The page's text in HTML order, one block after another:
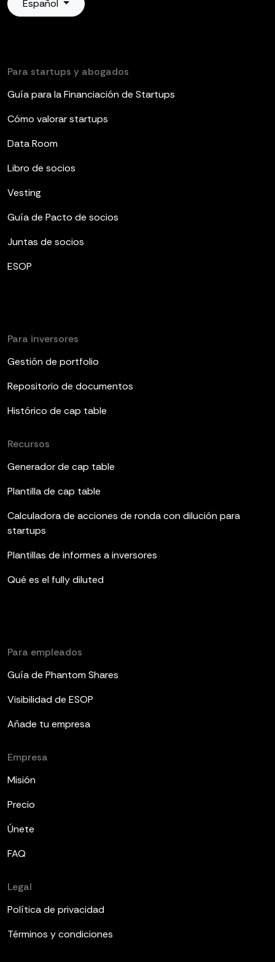
Español
Para startups y abogados
Guía para la Financiación de Startups
Cómo valorar startups
Data Room
Libro de socios
Vesting
Guía de Pacto de socios
Juntas de socios
ESOP
Para inversores
Gestión de portfolio
Repositorio de documentos
Histórico de cap table
Recursos
Generador de cap table
Plantilla de cap table
Calculadora de acciones de ronda con dilución para
startups
Plantillas de informes a inversores
Qué es el fully diluted
Para empleados
Guía de Phantom Shares
Visibilidad de ESOP
Añade tu empresa
Empresa
Misión
Precio
Únete
FAQ
Legal
Política de privacidad
Términos y condiciones